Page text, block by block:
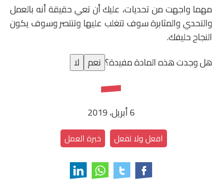
مهما واجهت من تحديات، عليك أن تعي حقيقة أنه بالعمل
والتحدي والمثابرة سوف تتغلب عليها وتنتصر وسوف يكون
النجاح حليفك.
هل وجدت هذه المادة مفيدة؟ نعم لا
6 أبريل، 2019
افعل ولا تفعل خبرة العمل